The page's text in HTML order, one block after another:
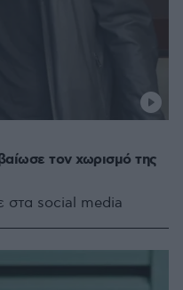
τον χωρισμό της
στα social media